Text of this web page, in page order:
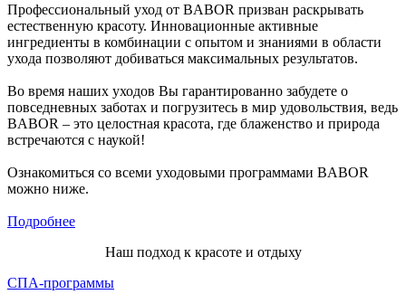
Профессиональный уход от BABOR призван раскрывать
естественную красоту. Инновационные активные
ингредиенты в комбинации с опытом и знаниями в области
ухода позволяют добиваться максимальных результатов.
Во время наших уходов Вы гарантированно забудете о
повседневных заботах и погрузитесь в мир удовольствия, ведь
BABOR – это целостная красота, где блаженство и природа
встречаются с наукой!
Ознакомиться со всеми уходовыми программами BABOR
можно ниже.
Подробнее
Наш подход к красоте и отдыху
СПА-программы